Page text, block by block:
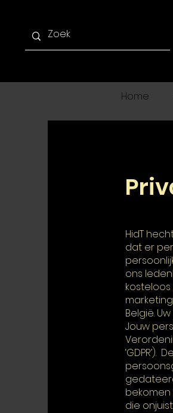
Home
HidT
dat er
ons
België.
Jouw
die